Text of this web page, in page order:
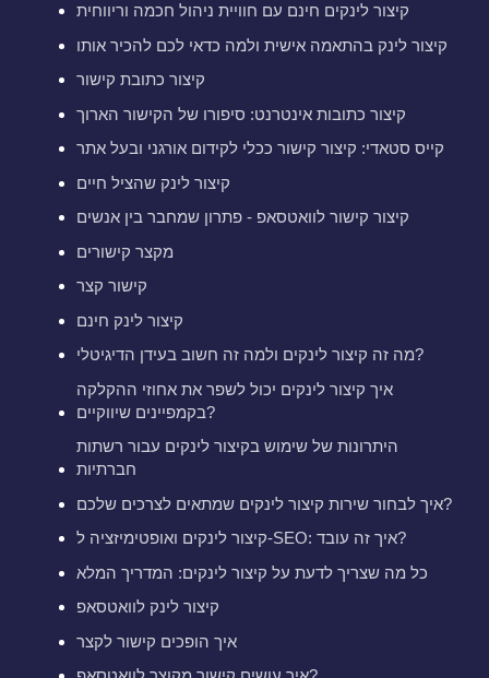
קיצור לינקים חינם עם חוויית ניהול חכמה וריווחית
קיצור לינק בהתאמה אישית ולמה כדאי לכם להכיר אותו
קיצור כתובת קישור
קיצור כתובות אינטרנט: סיפורו של הקישור הארוך
קייס סטאדי: קיצור קישור ככלי לקידום אורגני ובעל אתר
קיצור לינק שהציל חיים
קיצור קישור לוואטסאפ - פתרון שמחבר בין אנשים
מקצר קישורים
קישור קצר
קיצור לינק חינם
מה זה קיצור לינקים ולמה זה חשוב בעידן הדיגיטלי?
איך קיצור לינקים יכול לשפר את אחוזי ההקלקה
בקמפיינים שיווקיים?
היתרונות של שימוש בקיצור לינקים עבור רשתות
חברתיות
איך לבחור שירות קיצור לינקים שמתאים לצרכים שלכם?
קיצור לינקים ואופטימיזציה ל-SEO: איך זה עובד?
כל מה שצריך לדעת על קיצור לינקים: המדריך המלא
קיצור לינק לוואטסאפ
איך הופכים קישור לקצר